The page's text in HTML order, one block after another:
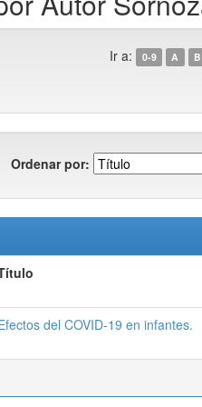
Ir a: 0-9 A B
Ordenar por:
del COVID-19 en infantes.